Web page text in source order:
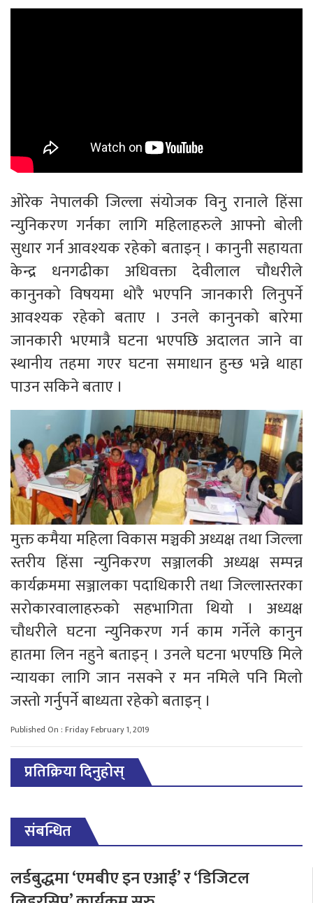
ओरेक नेपालकी जिल्ला संयोजक विनु रानाले हिंसा
न्युनिकरण गर्नका लागि महिलाहरुले आफ्नो बोली
सुधार गर्न आवश्यक रहेको बताइन् । कानुनी सहायता
केन्द्र धनगढीका अधिवक्ता देवीलाल चौधरीले
कानुनको विषयमा थोरै भएपनि जानकारी लिनुपर्ने
आवश्यक रहेको बताए । उनले कानुनको बारेमा
जानकारी भएमात्रै घटना भएपछि अदालत जाने वा
स्थानीय तहमा गएर घटना समाधान हुन्छ भन्ने थाहा
पाउन सकिने बताए ।
मुक्त कमैया महिला विकास मञ्चकी अध्यक्ष तथा जिल्ला
स्तरीय हिंसा न्युनिकरण सञ्जालकी अध्यक्ष सम्पन्न
कार्यक्रममा सञ्जालका पदाधिकारी तथा जिल्लास्तरका
सरोकारवालाहरुको सहभागिता थियो । अध्यक्ष
चौधरीले घटना न्युनिकरण गर्न काम गर्नेले कानुन
हातमा लिन नहुने बताइन् । उनले घटना भएपछि मिले
न्यायका लागि जान नसक्ने र मन नमिले पनि मिलो
जस्तो गर्नुपर्ने बाध्यता रहेको बताइन् ।
Published On : Friday February 1, 2019
प्रतिक्रिया दिनुहोस्
संबन्धित
लर्डबुद्धमा ‘एमबीए इन एआई’ र ‘डिजिटल